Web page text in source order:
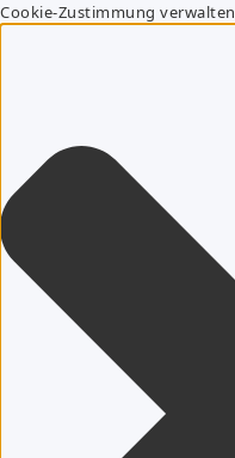
Cookie-Zustimmung verwalten